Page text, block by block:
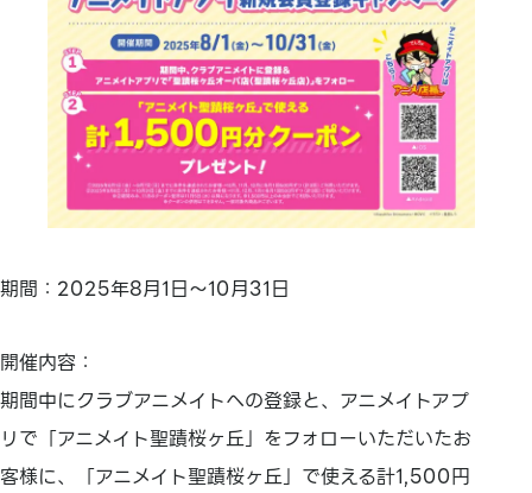
期間：2025年8月1日～10月31日
開催内容：
期間中にクラブアニメイトへの登録と、アニメイトアプ
リで「アニメイト聖蹟桜ヶ丘」をフォローいただいたお
客様に、「アニメイト聖蹟桜ヶ丘」で使える計1,500円